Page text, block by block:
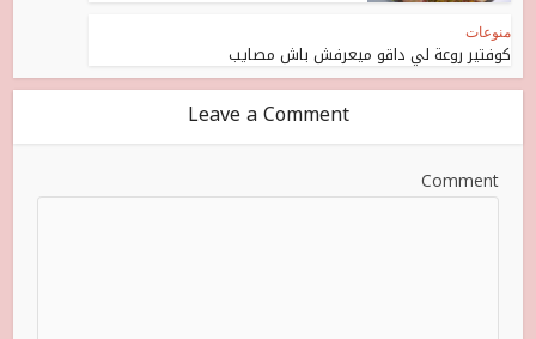
منوعات
كوفتير روعة لي داقو ميعرفش باش مصايب
Leave a Comment
Comment